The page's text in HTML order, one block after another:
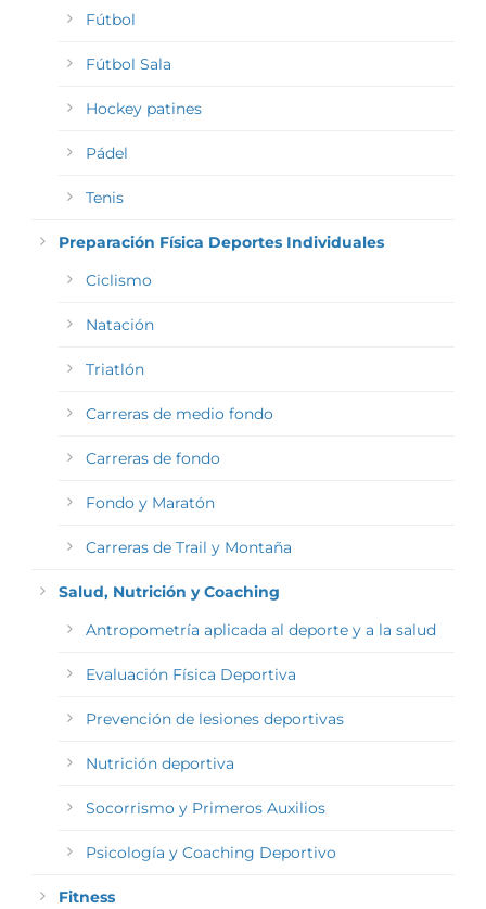
Fútbol
Fútbol Sala
Hockey patines
Pádel
Tenis
Preparación Física Deportes Individuales
Ciclismo
Natación
Triatlón
Carreras de medio fondo
Carreras de fondo
Fondo y Maratón
Carreras de Trail y Montaña
Salud, Nutrición y Coaching
Antropometría aplicada al deporte y a la salud
Evaluación Física Deportiva
Prevención de lesiones deportivas
Nutrición deportiva
Socorrismo y Primeros Auxilios
Psicología y Coaching Deportivo
Fitness